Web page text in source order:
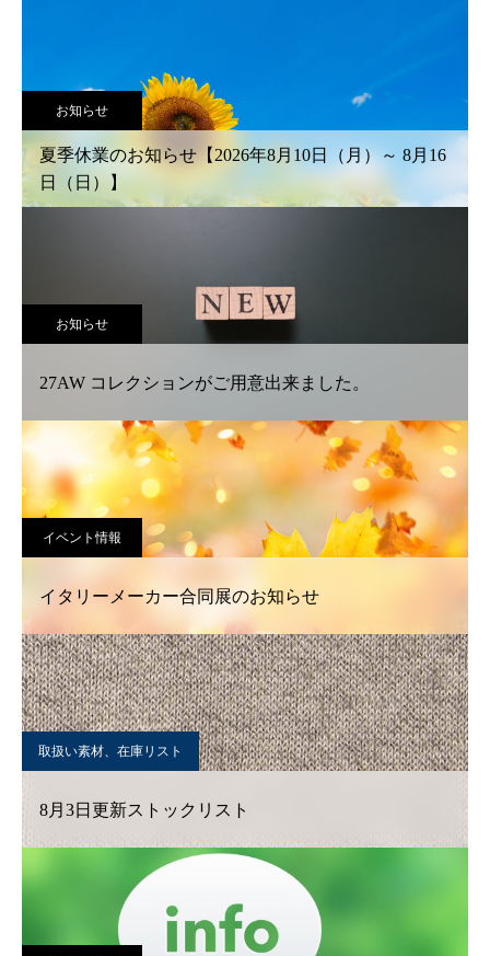
お知らせ
夏季休業のお知らせ【2026年8月10日（月）～ 8月16
日（日）】
お知らせ
27AW コレクションがご用意出来ました。
イベント情報
イタリーメーカー合同展のお知らせ
取扱い素材、在庫リスト
8月3日更新ストックリスト